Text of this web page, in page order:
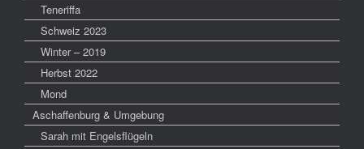
Teneriffa
Schweiz 2023
Winter – 2019
Herbst 2022
Mond
Aschaffenburg & Umgebung
Sarah mit Engelsflügeln